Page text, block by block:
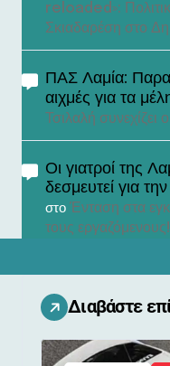
reloaded»:
Σκιαδαρέση στο
ΠΑΣ Λαμία:
αιχμές για τα
Τσιλαλή
Οι γιατροί της
δεσμευτεί για
στο Ένταση στα
τους εργαζόμενους!
Διαβάστε